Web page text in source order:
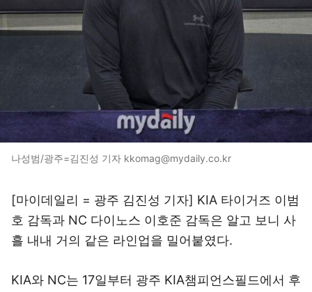
나성범/광주=김진성 기자 kkomag@mydaily.co.kr
[마이데일리 = 광주 김진성 기자] KIA 타이거즈 이범
호 감독과 NC 다이노스 이호준 감독은 알고 보니 사
흘 내내 거의 같은 라인업을 밀어붙였다.
KIA와 NC는 17일부터 광주 KIA챔피언스필드에서 후